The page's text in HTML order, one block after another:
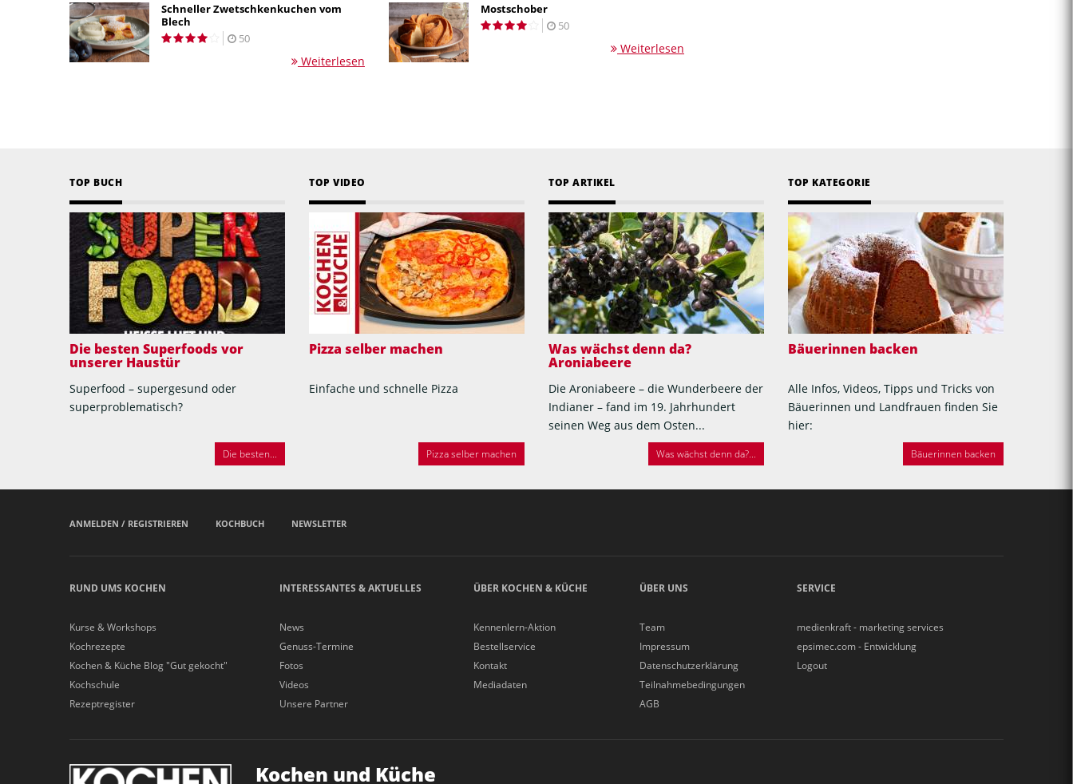
Schneller Zwetschkenkuchen vom
Blech
50
Weiterlesen
Mostschober
50
Weiterlesen
TOP BUCH
Die besten Superfoods vor
unserer Haustür
Superfood – supergesund oder
superproblematisch?
Die besten...
TOP VIDEO
Pizza selber machen
Einfache und schnelle Pizza
Pizza selber machen
TOP ARTIKEL
Was wächst denn da?
Aroniabeere
Die Aroniabeere – die Wunderbeere der
Indianer – fand im 19. Jahrhundert
seinen Weg aus dem Osten...
Was wächst denn da?...
TOP KATEGORIE
Bäuerinnen backen
Alle Infos, Videos, Tipps und Tricks von
Bäuerinnen und Landfrauen finden Sie
hier:
Bäuerinnen backen
ANMELDEN / REGISTRIEREN KOCHBUCH NEWSLETTER
RUND UMS KOCHEN
Kurse & Workshops
Kochrezepte
Kochen & Küche Blog "Gut gekocht"
Kochschule
Rezeptregister
INTERESSANTES & AKTUELLES
News
Genuss-Termine
Fotos
Videos
Unsere Partner
ÜBER KOCHEN & KÜCHE
Kennenlern-Aktion
Bestellservice
Kontakt
Mediadaten
ÜBER UNS
Team
Impressum
Datenschutzerklärung
Teilnahmebedingungen
AGB
SERVICE
medienkraft - marketing services
epsimec.com - Entwicklung
Logout
Kochen und Küche